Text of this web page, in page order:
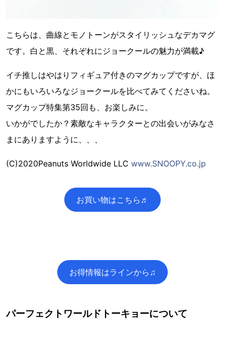
こちらは、曲線とモノトーンがスタイリッシュなデカマグ
です。白と黒、それぞれにジョークールの魅力が満載♪
イチ推しはやはりフィギュア付きのマグカップですが、ほ
かにもいろいろなジョークールを比べてみてくださいね。
マグカップ特集第35回も、お楽しみに。
いかがでしたか？素敵なキャラクターとの出会いがみなさ
まにありますように、、、
(C)2020Peanuts Worldwide LLC www.SNOOPY.co.jp
お買い物はこちら♬
お得情報はラインから♫
パーフェクトワールドトーキョーについて